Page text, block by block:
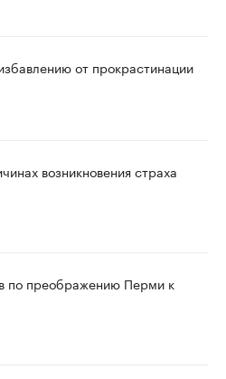
от прокрастинации
возникновения страха
по преображению Перми к